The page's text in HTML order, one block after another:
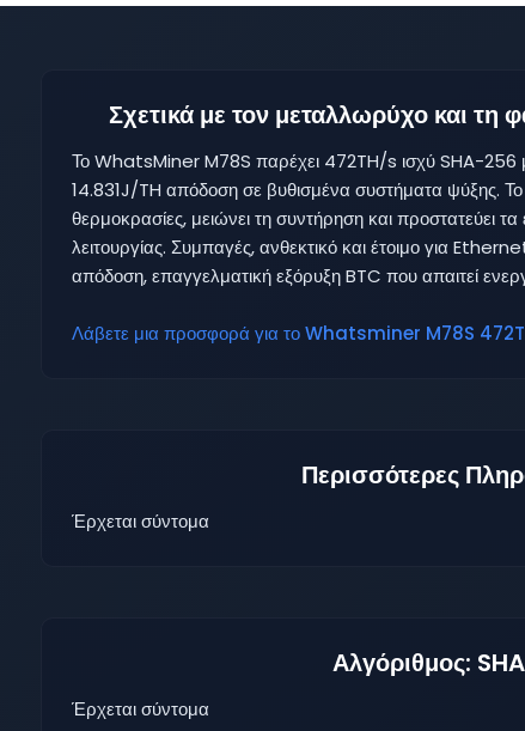
Σχετικά με τον μεταλλωρύχο και τη
Το WhatsMiner M78S παρέχει 472TH/s ισχύ SHA-256
14.831J/TH απόδοση σε βυθισμένα συστήματα ψύξης. Το
θερμοκρασίες, μειώνει τη συντήρηση και προστατεύει
λειτουργίας. Συμπαγές, ανθεκτικό και έτοιμο για
απόδοση, επαγγελματική εξόρυξη BTC που απαιτεί
Λάβετε μια προσφορά για το Whatsminer M78S
Περισσότερες
Έρχεται σύντομα
Αλγόριθμος:
Έρχεται σύντομα